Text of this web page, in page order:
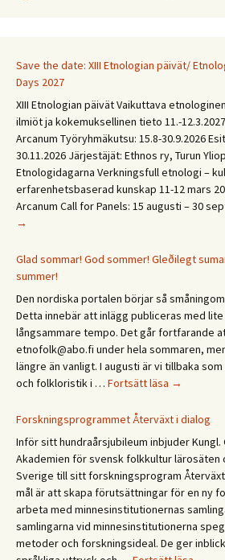
Save the date: XIII Etnologian päivät/
Days 2027
XIII Etnologian päivät Vaikuttava
ilmiöt ja kokemuksellinen tieto 11.-
Arcanum Työryhmäkutsu: 15.8-30.9.2026
30.11.2026 Järjestäjät: Ethnos ry, Turun
Etnologidagarna Verkningsfull etnologi –
erfarenhetsbaserad kunskap 11-12 mars
Arcanum Call for Panels: 15 augusti – 30
→
Glad sommar! God sommer! Gleðilegt
summer!
Den nordiska portalen börjar så
Detta innebär att inlägg publiceras med
långsammare tempo. Det går fortfarande
etnofolk@abo.fi under hela sommaren,
längre än vanligt. I augusti är vi tillbaka
och folkloristik i … Fortsätt läsa Glad
God
Gleðilegt
sumar!
Hyvää
kesää!
Happy
summer!
→
Forskningsprogrammet Återväxt i dialog
Inför sitt hundraårsjubileum inbjuder Kungl.
Akademien för svensk folkkultur lärosäten
Sverige till sitt forskningsprogram
mål är att skapa förutsättningar för en ny
arbeta med minnesinstitutionernas
samlingarna vid minnesinstitutionerna
metoder och forskningsideal. De ger